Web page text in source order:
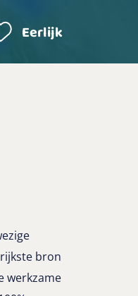
Eerlijk
bron
werkzame